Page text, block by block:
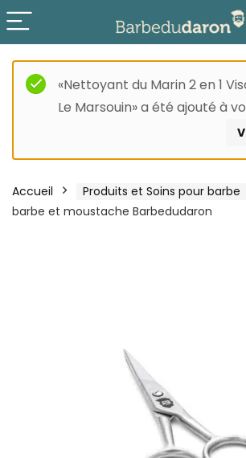
«Nettoyant du Marin 2 en 1
Le Marsouin» a été ajouté à
Accueil Produits et Soins pour barbe
barbe et moustache Barbedudaron